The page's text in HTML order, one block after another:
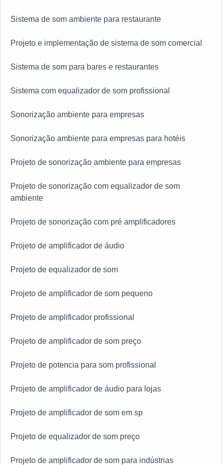
Sistema de som ambiente para restaurante
Projeto e implementação de sistema de som comercial
Sistema de som para bares e restaurantes
Sistema com equalizador de som profissional
Sonorização ambiente para empresas
Sonorização ambiente para empresas para hotéis
Projeto de sonorização ambiente para empresas
Projeto de sonorização com equalizador de som
ambiente
Projeto de sonorização com pré amplificadores
Projeto de amplificador de áudio
Projeto de equalizador de som
Projeto de amplificador de som pequeno
Projeto de amplificador profissional
Projeto de amplificador de som preço
Projeto de potencia para som profissional
Projeto de amplificador de áudio para lojas
Projeto de amplificador de som em sp
Projeto de equalizador de som preço
Projeto de amplificador de som para indústrias